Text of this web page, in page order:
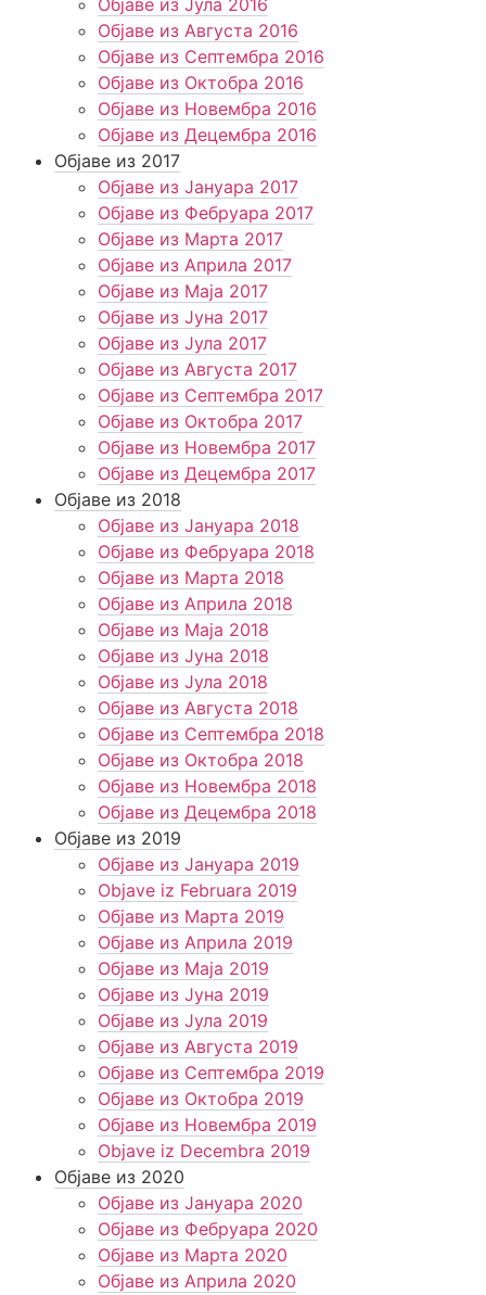
Објаве из Јула 2016
Објаве из Августа 2016
Објаве из Септембра 2016
Објаве из Октобра 2016
Објаве из Новембра 2016
Објаве из Децембра 2016
Објаве из 2017
Објаве из Јануара 2017
Објаве из Фебруара 2017
Објаве из Марта 2017
Објаве из Априла 2017
Објаве из Маја 2017
Објаве из Јуна 2017
Објаве из Јула 2017
Објаве из Августа 2017
Објаве из Септембра 2017
Објаве из Октобра 2017
Објаве из Новембра 2017
Објаве из Децембра 2017
Објаве из 2018
Објаве из Јануара 2018
Објаве из Фебруара 2018
Објаве из Марта 2018
Објаве из Априла 2018
Објаве из Маја 2018
Објаве из Јуна 2018
Објаве из Јула 2018
Објаве из Августа 2018
Објаве из Септембра 2018
Објаве из Октобра 2018
Објаве из Новембра 2018
Објаве из Децембра 2018
Објаве из 2019
Објаве из Јануара 2019
Objave iz Februara 2019
Објаве из Марта 2019
Објаве из Априла 2019
Објаве из Маја 2019
Објаве из Јуна 2019
Објаве из Јула 2019
Објаве из Августа 2019
Објаве из Септембра 2019
Објаве из Октобра 2019
Објаве из Новембра 2019
Objave iz Decembra 2019
Објаве из 2020
Објаве из Јануара 2020
Објаве из Фебруара 2020
Објаве из Марта 2020
Објаве из Априла 2020